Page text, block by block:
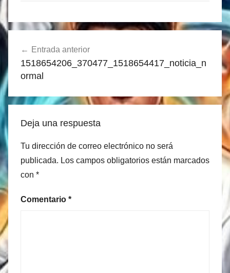
Navegación
de
entradas
Entrada anterior
1518654206_370477_1518654417_noticia_n
ormal
Deja una respuesta
Tu dirección de correo electrónico no será
publicada. Los campos obligatorios están marcados
con *
Comentario *